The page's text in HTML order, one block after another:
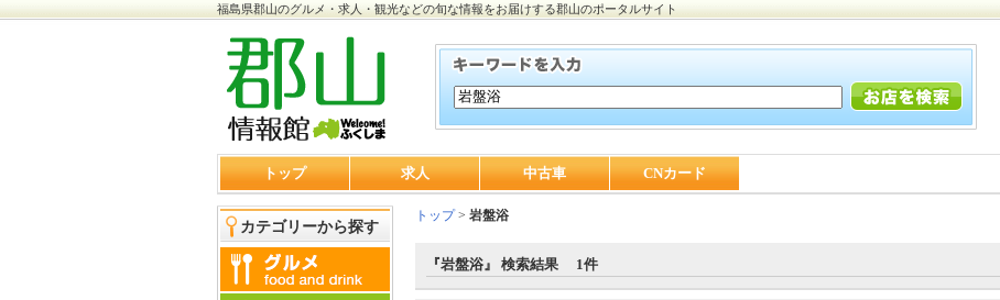
福島県郡山のグルメ・求人・観光などの旬な情報をお届けする郡山のポータルサイト
トップ 求人 中古車 CNカード
カテゴリーから探す
トップ> 岩盤浴
『岩盤浴』 検索結果 1件